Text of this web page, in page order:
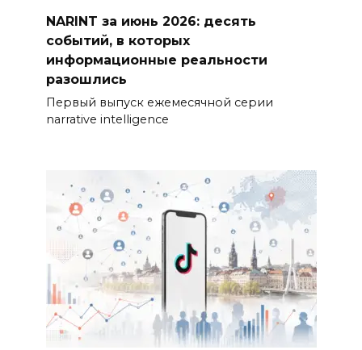
NARINT за июнь 2026: десять
событий, в которых
информационные реальности
разошлись
Первый выпуск ежемесячной серии
narrative intelligence